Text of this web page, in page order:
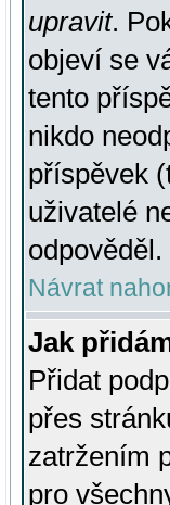
upravit.
objeví se
tento
nikdo
příspěvek
uživatelé
odpověděl.
Návrat
Jak
Přidat
přes
zatržením
pro